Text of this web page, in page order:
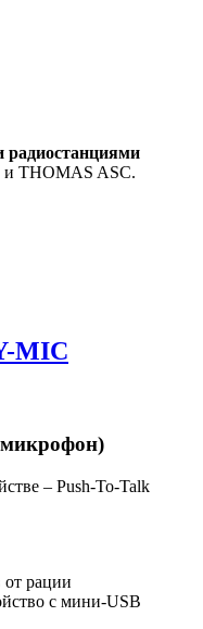
радиостанциями
THOMAS ASC.
MIC
– Push-To-Talk
от рации
с мини-USB